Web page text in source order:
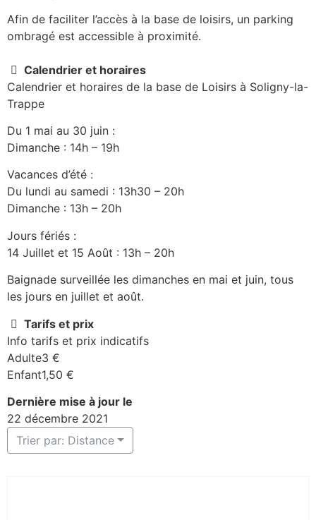
Afin de faciliter l’accès à la base de loisirs, un parking
ombragé est accessible à proximité.
Calendrier et horaires
Calendrier et horaires de la base de Loisirs à Soligny-la-
Trappe
Du 1 mai au 30 juin :
Dimanche : 14h – 19h
Vacances d’été :
Du lundi au samedi : 13h30 – 20h
Dimanche : 13h – 20h
Jours fériés :
14 Juillet et 15 Août : 13h – 20h
Baignade surveillée les dimanches en mai et juin, tous
les jours en juillet et août.
Tarifs et prix
Info tarifs et prix indicatifs
Adulte3 €
Enfant1,50 €
Dernière mise à jour le
22 décembre 2021
Trier par: Distance